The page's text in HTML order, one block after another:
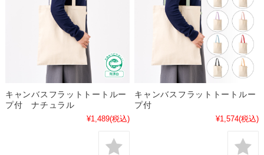
キャンバスフラットトートルー
プ付 ナチュラル
¥1,489(税込)
キャンバスフラットトートルー
プ付
¥1,574(税込)